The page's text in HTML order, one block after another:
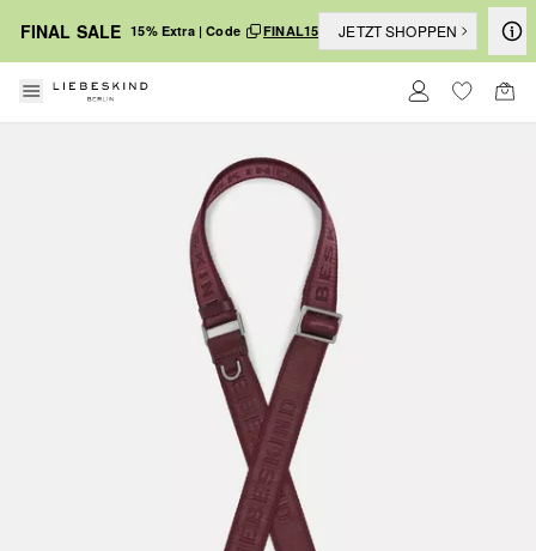
FINAL SALE 15% Extra | Code FINAL15 JETZT SHOPPEN